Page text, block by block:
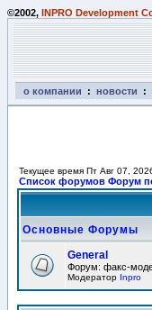
©2002, INPRO Development
о компании : новости :
Текущее время Пт Авг 07,
Список форумов Форум
Основные Форумы
General
Форум: факс-
Модератор Inpro